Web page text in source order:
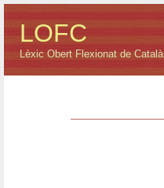
LOFC
Lèxic Obert Flexionat de Català